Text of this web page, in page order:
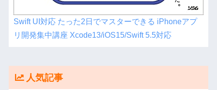
Swift UI対応 たった2日でマスターできる iPhoneアプ
リ開発集中講座 Xcode13/iOS15/Swift 5.5対応
人気記事